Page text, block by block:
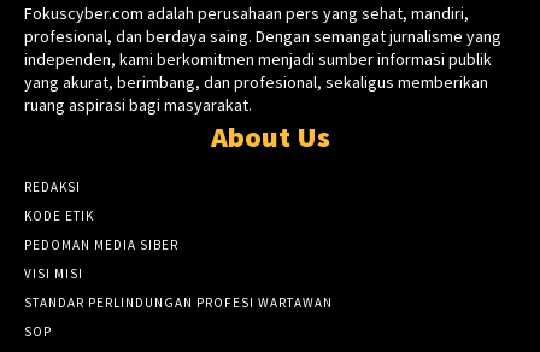
Fokuscyber.com adalah perusahaan pers yang sehat, mandiri,
profesional, dan berdaya saing. Dengan semangat jurnalisme yang
independen, kami berkomitmen menjadi sumber informasi publik
yang akurat, berimbang, dan profesional, sekaligus memberikan
ruang aspirasi bagi masyarakat.
About Us
REDAKSI
KODE ETIK
PEDOMAN MEDIA SIBER
VISI MISI
STANDAR PERLINDUNGAN PROFESI WARTAWAN
SOP